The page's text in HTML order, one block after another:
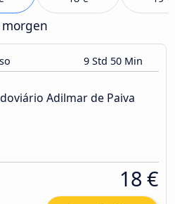
9 Std 50 Min
Adilmar de Paiva
18 €